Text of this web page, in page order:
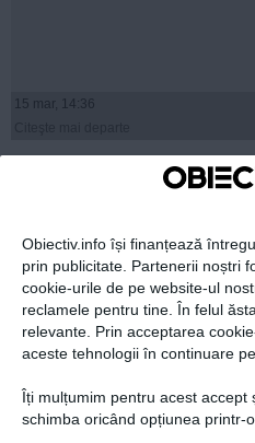
Obiectiv.info își finanțează
prin publicitate. Partenerii noștri
cookie-urile de pe website-ul
reclamele pentru tine. În felul
relevante. Prin acceptarea
aceste tehnologii în continuare
Îți mulțumim pentru acest
schimba oricând opțiunea printr-
15 mar, 14:36